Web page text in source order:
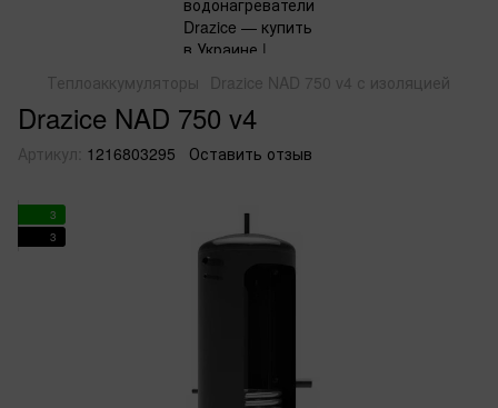
Теплоаккумуляторы Drazice NAD 750 v4 с изоляцией
Drazice NAD 750 v4
Артикул: 1216803295 Оставить отзыв
3
3